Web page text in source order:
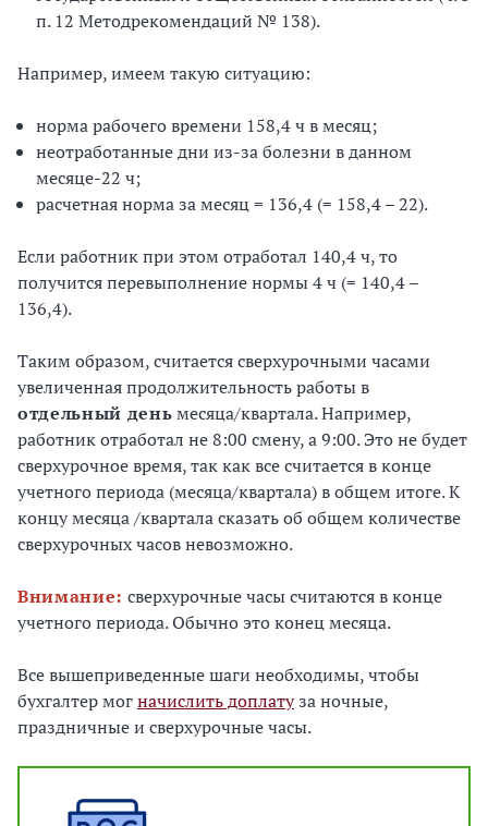
п. 12 Методрекомендаций № 138).
Например, имеем такую ситуацию:
норма рабочего времени 158,4 ч в месяц;
неотработанные дни из-за болезни в данном
месяце-22 ч;
расчетная норма за месяц = 136,4 (= 158,4 – 22).
Если работник при этом отработал 140,4 ч, то
получится перевыполнение нормы 4 ч (= 140,4 –
136,4).
Таким образом, считается сверхурочными часами
увеличенная продолжительность работы в
отдельный деньмесяца/квартала. Например,
работник отработал не 8:00 смену, а 9:00. Это не будет
сверхурочное время, так как все считается в конце
учетного периода (месяца/квартала) в общем итоге. К
концу месяца /квартала сказать об общем количестве
сверхурочных часов невозможно.
Внимание: сверхурочные часы считаются в конце
учетного периода. Обычно это конец месяца.
Все вышеприведенные шаги необходимы, чтобы
бухгалтер могначислить доплатуза ночные,
праздничные и сверхурочные часы.